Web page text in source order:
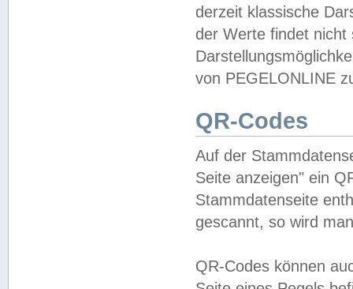
derzeit klassische
der Werte findet
von PEGELONLINE
QR-Codes
Auf der
Seite anzeigen" ein
Stammdatenseite
gescannt, so wird
QR-Codes können